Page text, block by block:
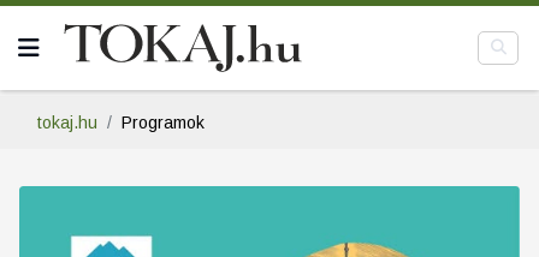
tokaj.hu Programok